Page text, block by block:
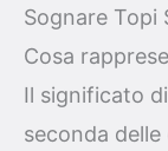
Sognare
Cosa
Il significato
seconda